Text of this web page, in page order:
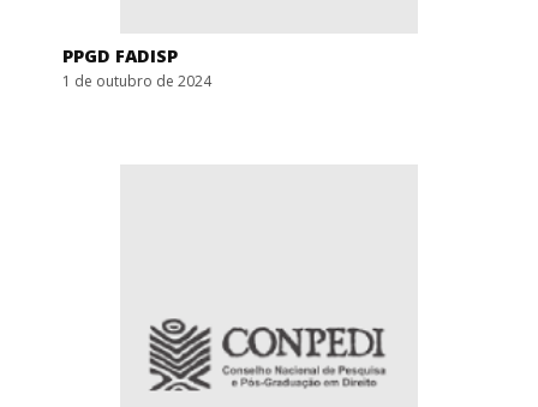
PPGD FADISP
1 de outubro de 2024